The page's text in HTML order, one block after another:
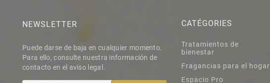
NEWSLETTER
Puede darse de baja en cualquier momento.
Para ello, consulte nuestra información de
contacto en el aviso legal.
CATÉGORIES
Tratamientos de
bienestar
Fragancias para el hogar
Espacio Pro